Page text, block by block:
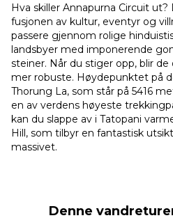
Hva skiller Annapurna Circuit
fusjonen av kultur, eventyr og
passere gjennom rolige
landsbyer med imponerende
steiner. Når du stiger opp, blir
mer robuste. Høydepunktet på
Thorung La, som står på 5416
en av verdens høyeste
kan du slappe av i Tatopani
Hill, som tilbyr en fantastisk
massivet.
Denne